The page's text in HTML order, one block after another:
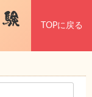
TOPに戻る